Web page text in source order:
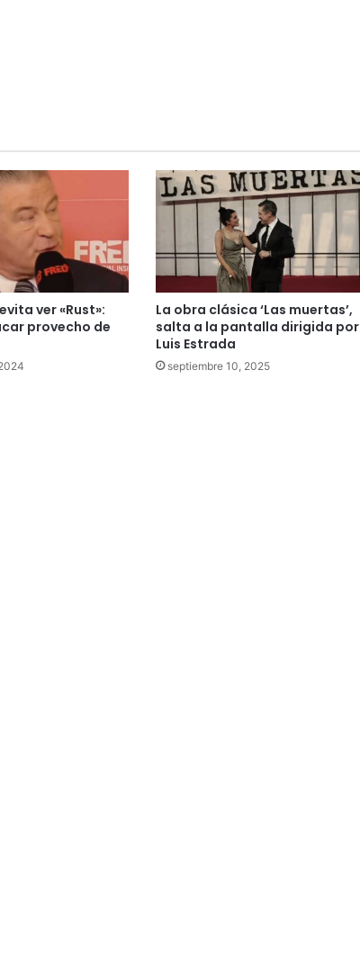
ver «Rust»:
provecho de
La obra clásica ‘Las muertas’,
salta a la pantalla dirigida por
Luis Estrada
septiembre 10, 2025